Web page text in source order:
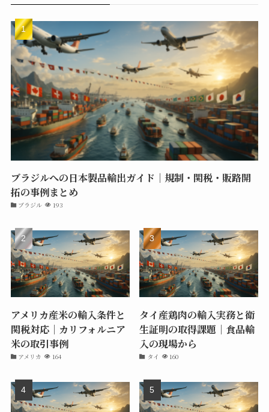
ブラジルへの日本製品輸出ガイド｜規制・関税・販路開
拓の事例まとめ
ブラジル 193
アメリカ産米の輸入条件と
関税対応｜カリフォルニア
米の取引事例
アメリカ 164
タイ産鶏肉の輸入実務と衛
生証明の取得課題｜食品輸
入の現場から
タイ 160